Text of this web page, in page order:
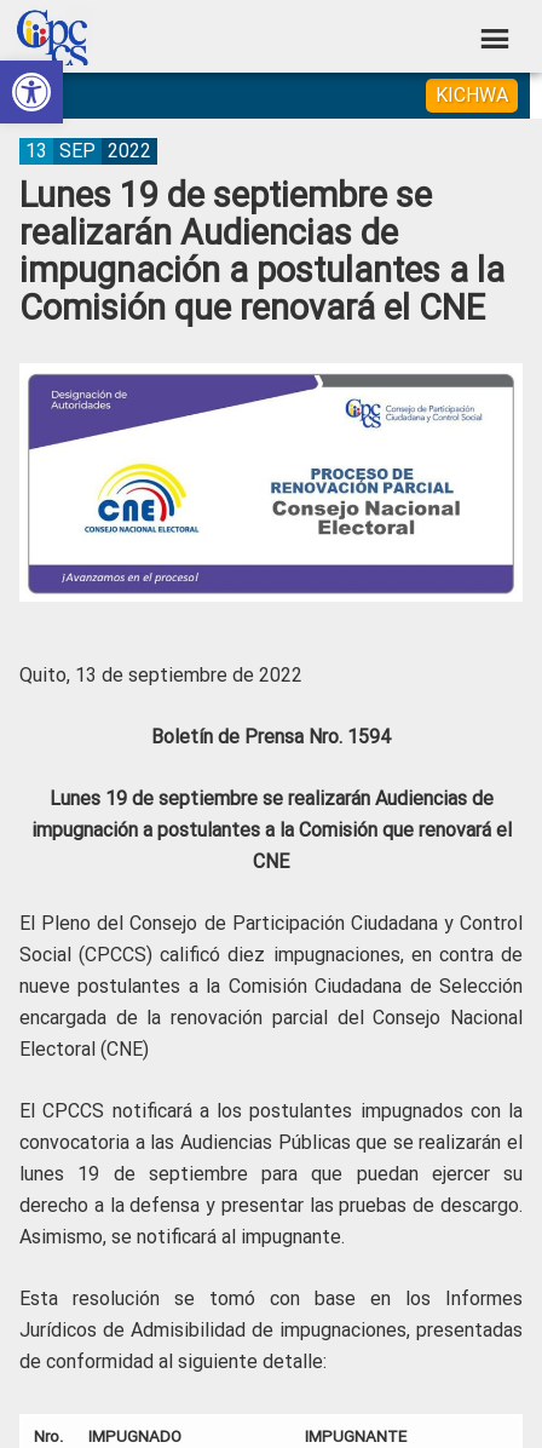
Abrir barra de herramientas
Skip
to
primary
navigation
Skip
to
main
content
Skip
to
primary
sidebar
Skip
to
footer
Consejo
de
Participación
Ciudadana
Control
Social
Construyendo
Poder
Ciudadano
KICHWA
Lunes 19 de septiembre se
realizarán Audiencias de
impugnación a postulantes a la
Comisión que renovará el CNE
13 SEP 2022
Quito, 13 de septiembre de 2022
Boletín de Prensa Nro. 1594
Lunes 19 de septiembre se realizarán Audiencias de
impugnación a postulantes a la Comisión que renovará el
CNE
El Pleno del Consejo de Participación Ciudadana y Control
Social (CPCCS) calificó diez impugnaciones, en contra de
nueve postulantes a la Comisión Ciudadana de Selección
encargada de la renovación parcial del Consejo Nacional
Electoral (CNE)
El CPCCS notificará a los postulantes impugnados con la
convocatoria a las Audiencias Públicas que se realizarán el
lunes 19 de septiembre para que puedan ejercer su
derecho a la defensa y presentar las pruebas de descargo.
Asimismo, se notificará al impugnante.
Esta resolución se tomó con base en los Informes
Jurídicos de Admisibilidad de impugnaciones, presentadas
de conformidad al siguiente detalle:
Nro. IMPUGNADO IMPUGNANTE